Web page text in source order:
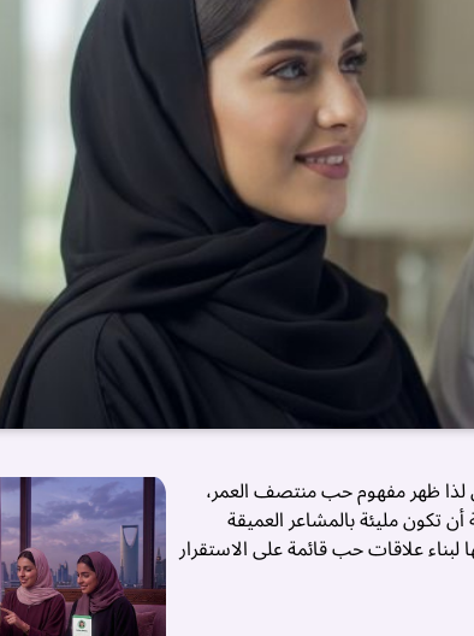
لذا ظهر مفهوم حب منتصف العمر،
تكون مليئة بالمشاعر العميقة
علاقات حب قائمة على الاستقرار